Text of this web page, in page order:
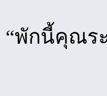
“พักนี้คุณร